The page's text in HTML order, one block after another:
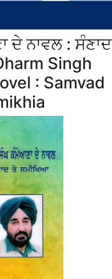
ਨਾਵਲ : ਸੰਣਾਦ
Singh
: Samvad